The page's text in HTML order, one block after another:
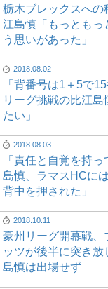
栃木ブレックスへの
江島慎「もっともっ
う思いがあった」
2018.08.02
「背番号は1＋5で
リーグ挑戦の比江島
たい」
2018.08.03
「責任と自覚を持
島慎、ラマスHCに
背中を押された」
2018.10.11
豪州リーグ開幕戦、
ッツが後半に突き
島慎は出場せず